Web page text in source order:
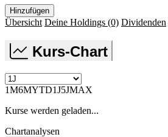
Hinzufügen
Übersicht Deine Holdings (0) Dividenden
Kurs-Chart
1M6MYTD1J5JMAX
Kurse werden geladen...
Chartanalysen